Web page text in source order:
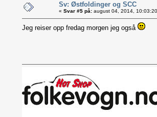
Sv: Østfoldinger og SCC
« Svar #5 på: august 04, 2014,
Jeg reiser opp fredag morgen jeg også